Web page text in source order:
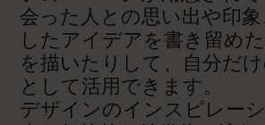
会った人との思い出や印
したアイデアを書き留め
を描いたりして、自分だ
として活用できます。
デザインのインスピレー